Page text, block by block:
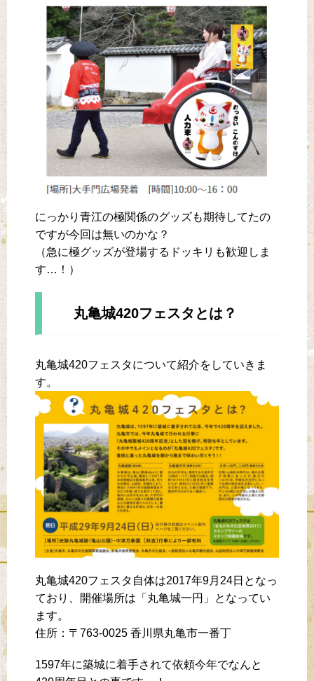
にっかり青江の極関係のグッズも期待してたの
ですが今回は無いのかな？
（急に極グッズが登場するドッキリも歓迎しま
す…！）
丸亀城420フェスタとは？
丸亀城420フェスタについて紹介をしていきま
す。
丸亀城420フェスタ自体は2017年9月24日となっ
ており、開催場所は「丸亀城一円」となってい
ます。
住所：〒763-0025 香川県丸亀市一番丁
1597年に築城に着手されて依頼今年でなんと